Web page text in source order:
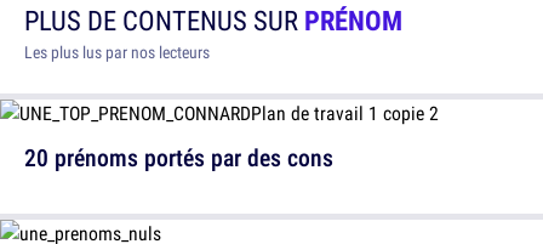
PLUS DE CONTENUS SURPRÉNOM
Les plus lus par nos lecteurs
20 prénoms portés par des cons